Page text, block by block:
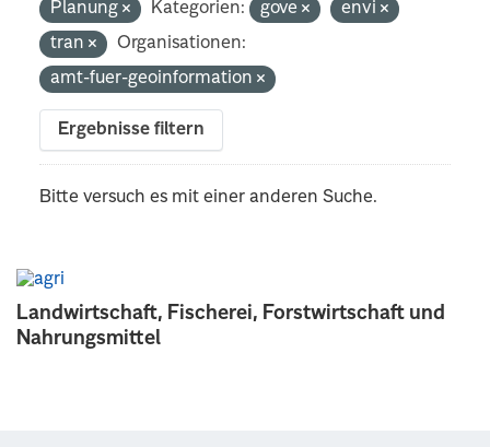
Landwirtschaft, Fischerei, Forstwirtschaft und
Nahrungsmittel
Planung
Kategorien: gove
envi
tran
Organisationen:
amt-fuer-geoinformation
Ergebnisse filtern
Bitte versuch es mit einer anderen Suche.